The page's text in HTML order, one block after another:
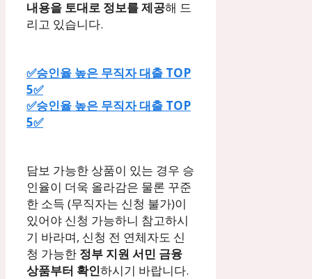
내용을 토대로 정보를 제공해 드
리고 있습니다.
✅승인율 높은 무직자 대출 TOP
5✅
✅승인율 높은 무직자 대출 TOP
5✅
담보 가능한 상품이 있는 경우 승
인율이 더욱 올라감은 물론 꾸준
한 소득 (무직자는 신청 불가)이
있어야 신청 가능하니 참고하시
기 바라며, 신청 전 연체자도 신
청 가능한 정부 지원 서민 금융
상품부터 확인하시기 바랍니다.